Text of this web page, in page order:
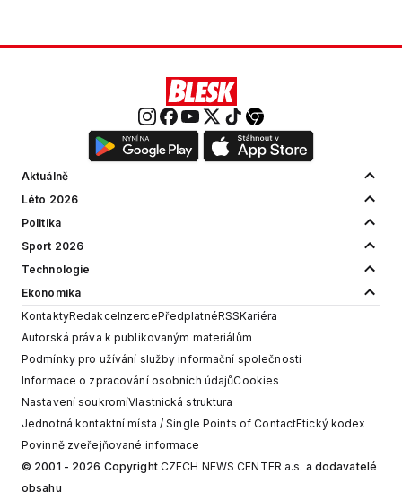
Aktuálně
Léto 2026
Politika
Sport 2026
Technologie
Ekonomika
KontaktyRedakceInzercePředplatnéRSSKariéra
Autorská práva k publikovaným materiálům
Podmínky pro užívání služby informační společnosti
Informace o zpracování osobních údajůCookies
Nastavení soukromíVlastnická struktura
Jednotná kontaktní místa / Single Points of ContactEtický kodex
Povinně zveřejňované informace
© 2001 - 2026 Copyright CZECH NEWS CENTER a.s. a dodavatelé
obsahu